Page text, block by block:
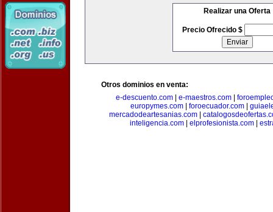
Realizar una Oferta
Precio Ofrecido $
Otros dominios en venta:
e-descuento.com| e-maestros.com|
europymes.com| foroecuador.com|
mercadodeartesanias.com
inteligencia.com| elprofesionista.com|